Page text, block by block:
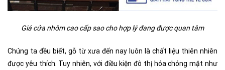
Giá cửa nhôm cao cấp sao cho hợp lý đang được quan tâm
Chúng ta đều biết, gỗ từ xưa đến nay luôn là chất liệu thiên nhiên
được yêu thích. Tuy nhiên, với điều kiện đô thị hóa chóng mặt như